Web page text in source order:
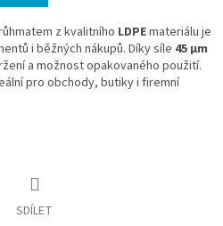
z kvalitního LDPEmateriálu je
i běžných nákupů. Díky síle 45 μm
a možnost opakovaného použití.
pro obchody, butiky i firemní
SDÍLET